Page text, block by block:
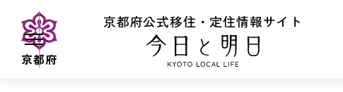
京都府公式移住・定住情報サイト
京都府